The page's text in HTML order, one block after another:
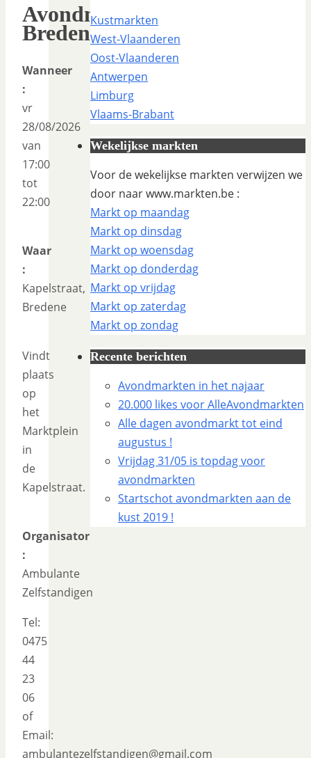
Avondmarkt
Bredene
Wanneer
:
vr
28/08/2026
van
17:00
tot
22:00
Waar
:
Kapelstraat,
Bredene
Vindt
plaats
op
het
Marktplein
in
de
Kapelstraat.
Organisator
:
Ambulante
Zelfstandigen
Tel:
0475
44
23
06
of
Email:
ambulantezelfstandigen@gmail.com
Kustmarkten
West-Vlaanderen
Oost-Vlaanderen
Antwerpen
Limburg
Vlaams-Brabant
Wekelijkse markten
Voor de wekelijkse markten verwijzen we
door naar www.markten.be :
Markt op maandag
Markt op dinsdag
Markt op woensdag
Markt op donderdag
Markt op vrijdag
Markt op zaterdag
Markt op zondag
Recente berichten
Avondmarkten in het najaar
20.000 likes voor AlleAvondmarkten
Alle dagen avondmarkt tot eind
augustus !
Vrijdag 31/05 is topdag voor
avondmarkten
Startschot avondmarkten aan de
kust 2019 !